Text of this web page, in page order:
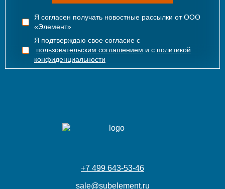
Я согласен получать новостные рассылки от ООО
«Элемент»
Я подтверждаю свое согласие с
пользовательским соглашением и с политикой
конфиденциальности
+7 499 643-53-46
sale@subelement.ru